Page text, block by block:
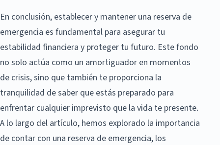
En conclusión, establecer y mantener una reserva de
emergencia es fundamental para asegurar tu
estabilidad financiera y proteger tu futuro. Este fondo
no solo actúa como un amortiguador en momentos
de crisis, sino que también te proporciona la
tranquilidad de saber que estás preparado para
enfrentar cualquier imprevisto que la vida te presente.
A lo largo del artículo, hemos explorado la importancia
de contar con una reserva de emergencia, los